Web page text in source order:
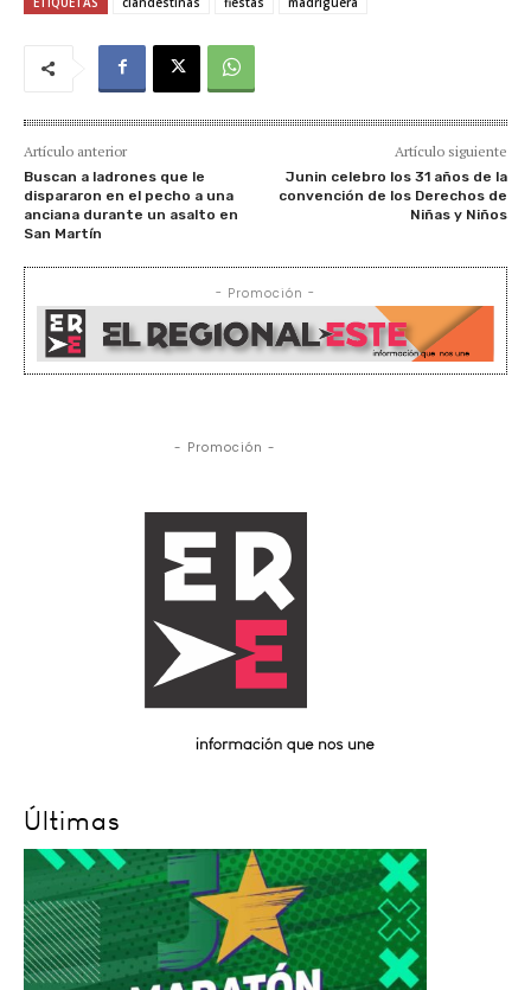
Artículo anterior
Buscan a ladrones que le
dispararon en el pecho a una
anciana durante un asalto en
San Martín
Artículo siguiente
Junin celebro los 31 años de la
convención de los Derechos de
Niñas y Niños
- Promoción -
- Promoción -
Últimas